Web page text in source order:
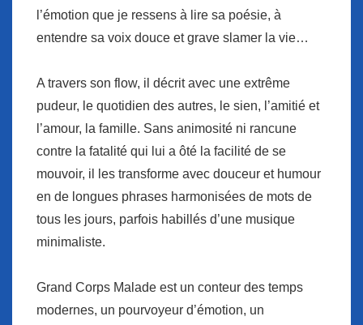
l’émotion que je ressens à lire sa poésie, à
entendre sa voix douce et grave slamer la vie…
A travers son flow, il décrit avec une extrême
pudeur, le quotidien des autres, le sien, l’amitié et
l’amour, la famille. Sans animosité ni rancune
contre la fatalité qui lui a ôté la facilité de se
mouvoir, il les transforme avec douceur et humour
en de longues phrases harmonisées de mots de
tous les jours, parfois habillés d’une musique
minimaliste.
Grand Corps Malade est un conteur des temps
modernes, un pourvoyeur d’émotion, un